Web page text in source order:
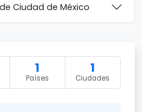
Ciudad de México
1
Países
1
Ciudades